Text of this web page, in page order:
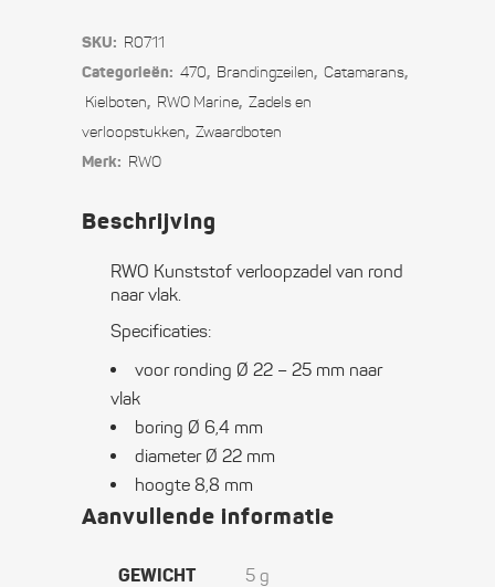
SKU: R0711
Categorieën: 470, Branding­­­zeilen, Catamarans,
Kielboten, RWO Marine, Zadels en
verloopstukken, Zwaard­boten
Merk: RWO
Beschrijving
RWO Kunststof verloopzadel van rond
naar vlak.
Specificaties:
voor ronding Ø 22 – 25 mm naar
vlak
boring Ø 6,4 mm
diameter Ø 22 mm
hoogte 8,8 mm
Aanvullende informatie
GEWICHT 5 g